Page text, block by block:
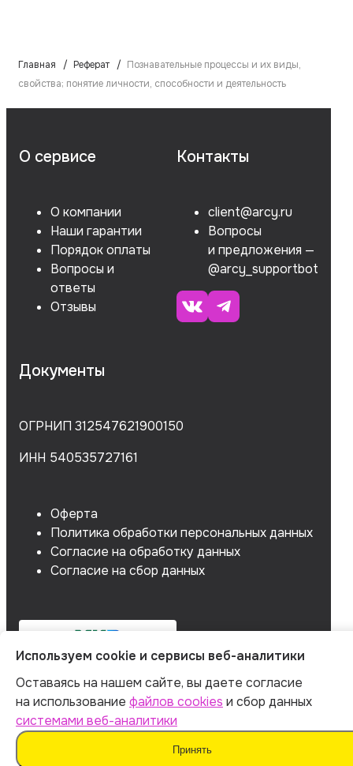
Главная Реферат
Познавательные процессы и их виды,
свойства; понятие личности, способности и деятельность
О сервисе
О компании
Наши гарантии
Порядок оплаты
Вопросы и
ответы
Отзывы
Контакты
client@arcy.ru
Вопросы
и предложения —
@arcy_supportbot
Документы
ОГРНИП 312547621900150
ИНН 540535727161
Оферта
Политика обработки персональных данных
Согласие на обработку данных
Согласие на сбор данных
Используем cookie и сервисы веб-аналитики
Оставаясь на нашем сайте, вы даете согласие
на использование файлов cookies и сбор данных
системами веб-аналитики
Принять